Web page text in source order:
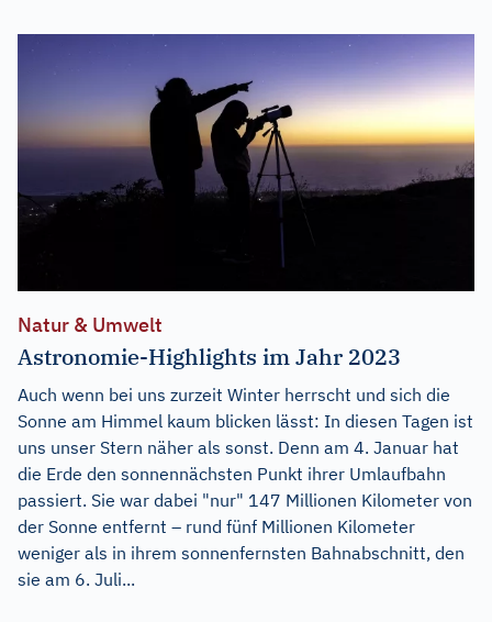
Natur & Umwelt
Astronomie-Highlights im Jahr 2023
Auch wenn bei uns zurzeit Winter herrscht und sich die
Sonne am Himmel kaum blicken lässt: In diesen Tagen ist
uns unser Stern näher als sonst. Denn am 4. Januar hat
die Erde den sonnennächsten Punkt ihrer Umlaufbahn
passiert. Sie war dabei "nur" 147 Millionen Kilometer von
der Sonne entfernt – rund fünf Millionen Kilometer
weniger als in ihrem sonnenfernsten Bahnabschnitt, den
sie am 6. Juli...